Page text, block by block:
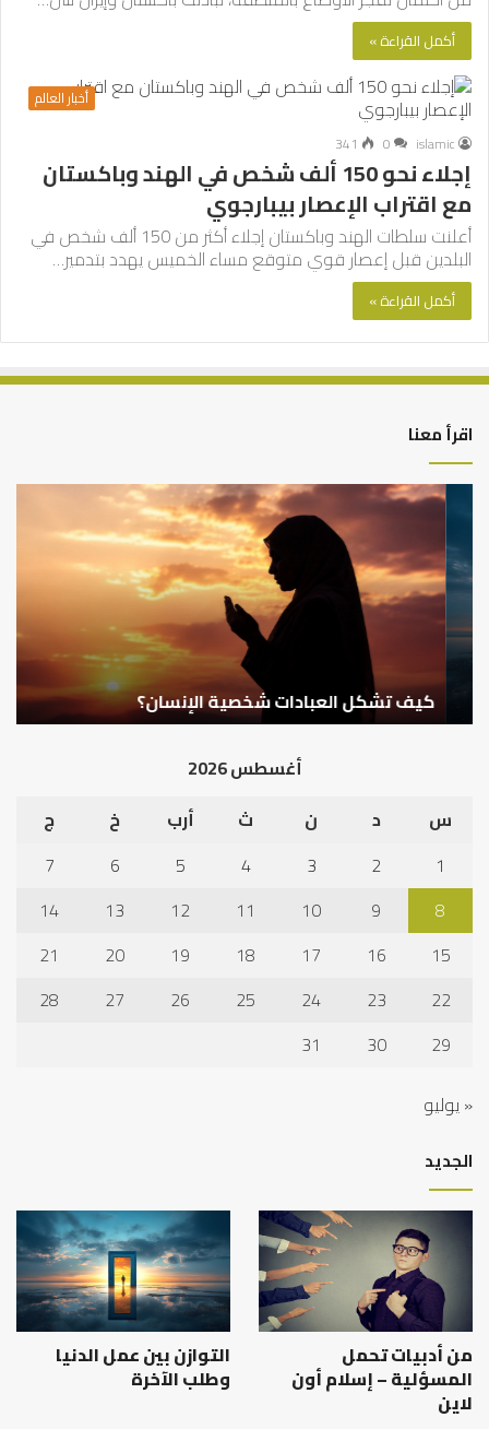
أكمل القراءة »
أخبار العالم
islamic
0
341
إجلاء نحو 150 ألف شخص في الهند وباكستان
مع اقتراب الإعصار بيبارجوي
أعلنت سلطات الهند وباكستان إجلاء أكثر من 150 ألف شخص في
البلدين قبل إعصار قوي متوقع مساء الخميس يهدد بتدمير…
أكمل القراءة »
اقرأ معنا
كيف
العبادات
شخصية
الإنسان؟
كيف تشكل العبادات شخصية الإنسان؟
أغسطس 2026
س
د ن ث أرب خ
ج
1
2
3
4
5
6
7
8
9
10
11
12
13
14
15
16
17
18
19
20
21
22
23
24
25
26
27
28
29
30
31
« يوليو
الجديد
من أدبيات تحمل
المسؤلية – إسلام أون
لاين
التوازن بين عمل الدنيا
وطلب الآخرة